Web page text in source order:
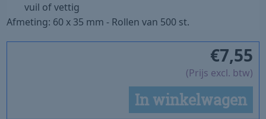
vuil of vettig
Afmeting: 60 x 35 mm - Rollen van 500 st.
€7,55
(Prijs excl. btw)
In winkelwagen